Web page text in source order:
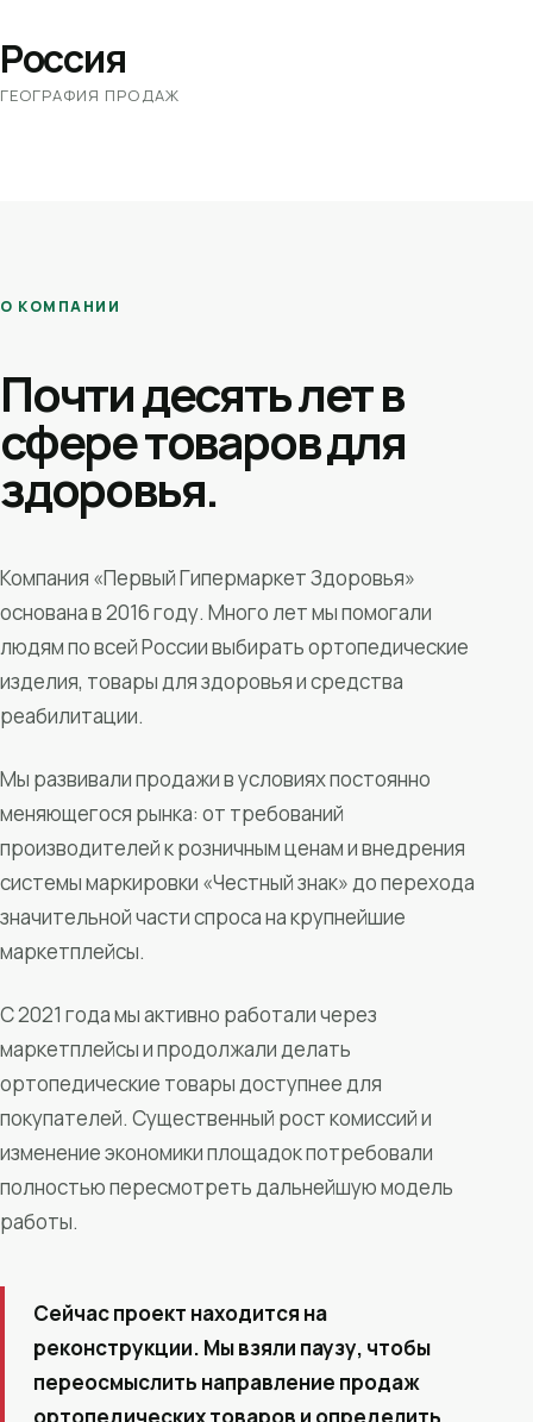
Россия
ГЕОГРАФИЯ ПРОДАЖ
О КОМПАНИИ
Почти десять лет в
сфере товаров для
здоровья.
Компания «Первый Гипермаркет Здоровья»
основана в 2016 году. Много лет мы помогали
людям по всей России выбирать ортопедические
изделия, товары для здоровья и средства
реабилитации.
Мы развивали продажи в условиях постоянно
меняющегося рынка: от требований
производителей к розничным ценам и внедрения
системы маркировки «Честный знак» до перехода
значительной части спроса на крупнейшие
маркетплейсы.
С 2021 года мы активно работали через
маркетплейсы и продолжали делать
ортопедические товары доступнее для
покупателей. Существенный рост комиссий и
изменение экономики площадок потребовали
полностью пересмотреть дальнейшую модель
работы.
Сейчас проект находится на
реконструкции. Мы взяли паузу, чтобы
переосмыслить направление продаж